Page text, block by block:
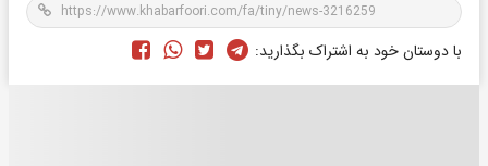
با دوستان خود به اشتراک بگذارید: